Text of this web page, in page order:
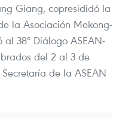
Giang, copresididó la
la Asociación Mekong-
al 38º Diálogo ASEAN-
del 2 al 3 de
de la ASEAN